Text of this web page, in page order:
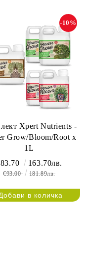
Xpert Nutrients -
Grow/Bloom/Root x
1L
-10%
163.70лв.
€93.00 181.89лв.